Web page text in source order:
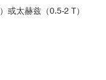
）或太赫兹（0.5-2 T）